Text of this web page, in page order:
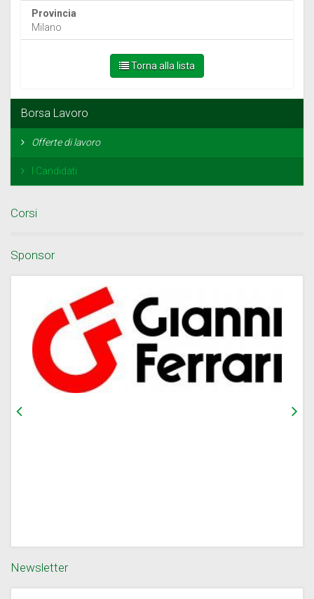
Provincia
Milano
Torna alla lista
Borsa Lavoro
Offerte di lavoro
I Candidati
Corsi
Sponsor
Newsletter